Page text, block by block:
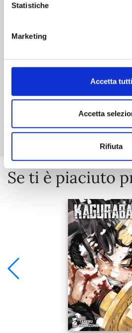
Statistiche
Marketing
Accetta tutti
Accetta
Rifiuta
€ 5,90
Mostra
Se ti è piaciuto